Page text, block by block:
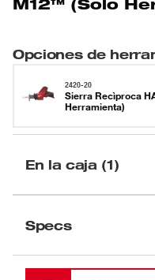
Opciones de
2420-20
Sierra Recìproca
Herramienta)
En la caja (1)
(1)
Specs
Cargando